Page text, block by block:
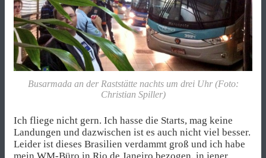
Busarmada an der Raststätte nachts um drei Uhr (Foto:
Christian Spiller)
Ich fliege nicht gern. Ich hasse die Starts, mag keine
Landungen und dazwischen ist es auch nicht viel besser.
Leider ist dieses Brasilien verdammt groß und ich habe